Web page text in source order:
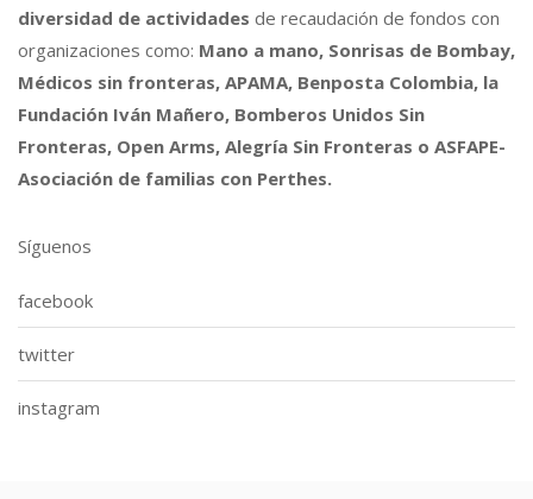
diversidad de actividades de recaudación de fondos con
organizaciones como: Mano a mano, Sonrisas de Bombay,
Médicos sin fronteras, APAMA, Benposta Colombia, la
Fundación Iván Mañero, Bomberos Unidos Sin
Fronteras, Open Arms, Alegría Sin Fronteras o ASFAPE-
Asociación de familias con Perthes.
Síguenos
facebook
twitter
instagram